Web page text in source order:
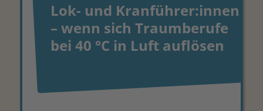
Lok- und Kranführer:innen
– wenn sich Traumberufe
bei 40 °C in Luft auflösen